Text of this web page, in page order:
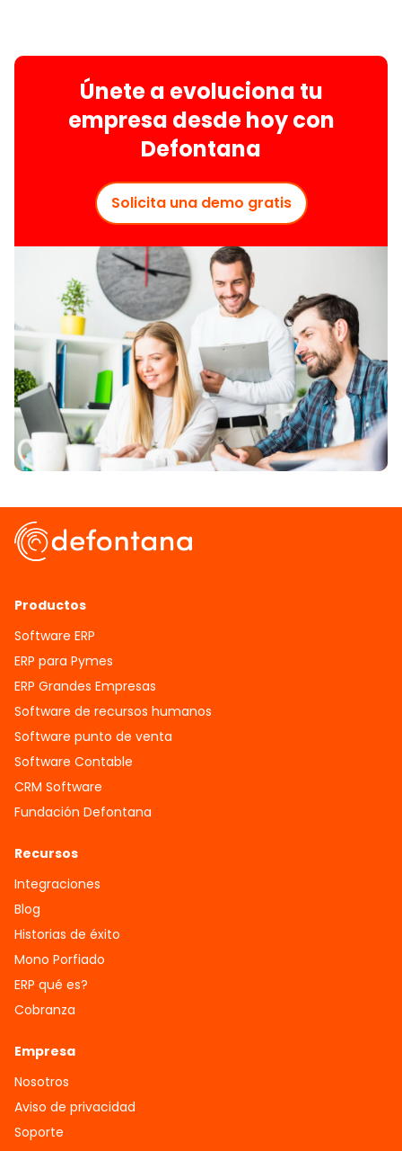
Únete a evoluciona tu
empresa desde hoy con
Defontana
Solicita una demo gratis
Productos
Software ERP
ERP para Pymes
ERP Grandes Empresas
Software de recursos humanos
Software punto de venta
Software Contable
CRM Software
Fundación Defontana
Recursos
Integraciones
Blog
Historias de éxito
Mono Porfiado
ERP qué es?
Cobranza
Empresa
Nosotros
Aviso de privacidad
Soporte